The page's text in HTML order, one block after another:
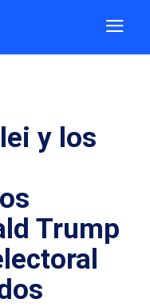
y los
Trump